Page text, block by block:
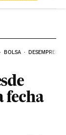
BOLSA DESEMPREGO
fecha